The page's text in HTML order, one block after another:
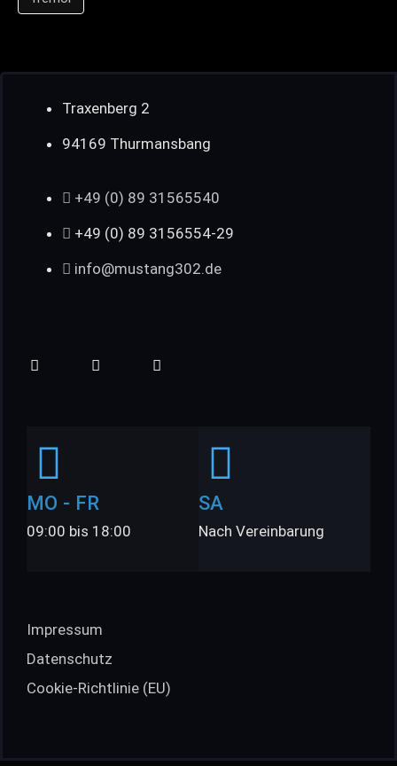
Traxenberg 2
94169 Thurmansbang
+49 (0) 89 31565540
+49 (0) 89 3156554-29
info@mustang302.de
MO - FR
09:00 bis 18:00
SA
Nach Vereinbarung
Impressum
Datenschutz
Cookie-Richtlinie (EU)